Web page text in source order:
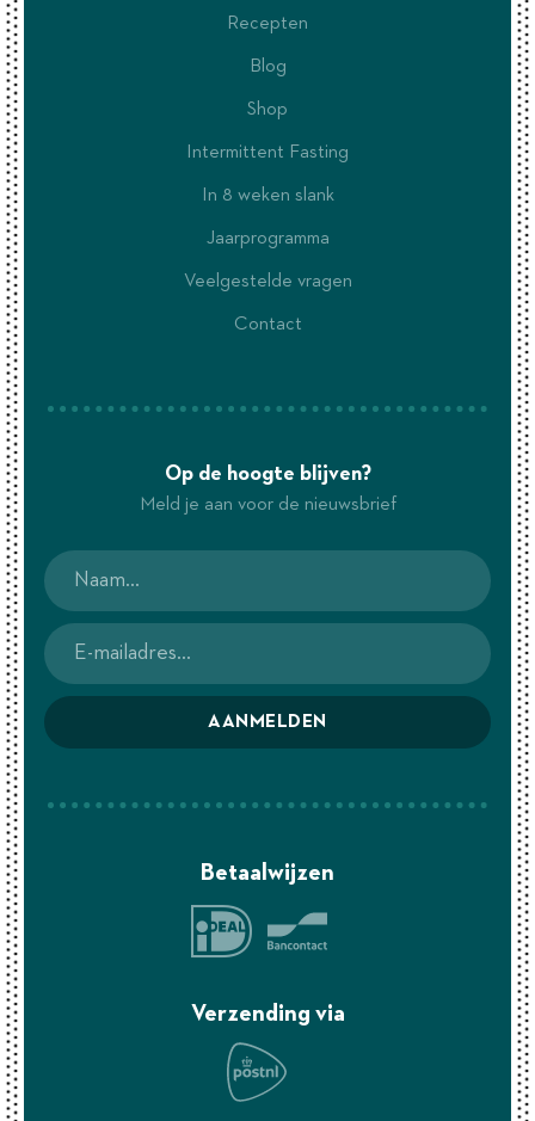
Recepten
Blog
Shop
Intermittent Fasting
In 8 weken slank
Jaarprogramma
Veelgestelde vragen
Contact
Op de hoogte blijven?
Meld je aan voor de nieuwsbrief
AANMELDEN
Betaalwijzen
Verzending via